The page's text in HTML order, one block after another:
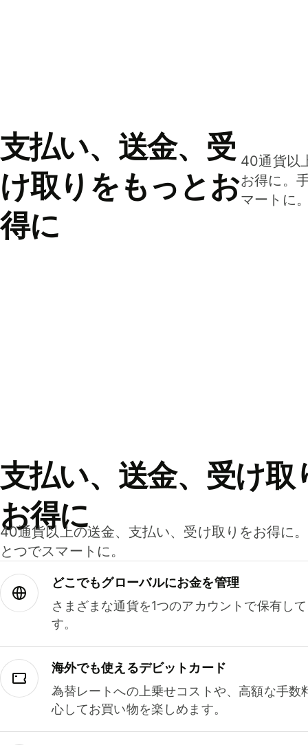
支払い、送金、受
け取りをもっとお
得に
40通貨以
お得に。
マートに
支払い、送金、受け取
お得に
40通貨以上の送金、支払い、受け取りをお得に
とつでスマートに。
どこでもグ⁠ロ⁠ー⁠バ⁠ルにお金を管理
さまざまな通貨を1つのアカウントで保有し
す。
海外でも使えるデビットカード
為替レートへの上乗せコストや、高額な手数
心してお買い物を楽しめます。